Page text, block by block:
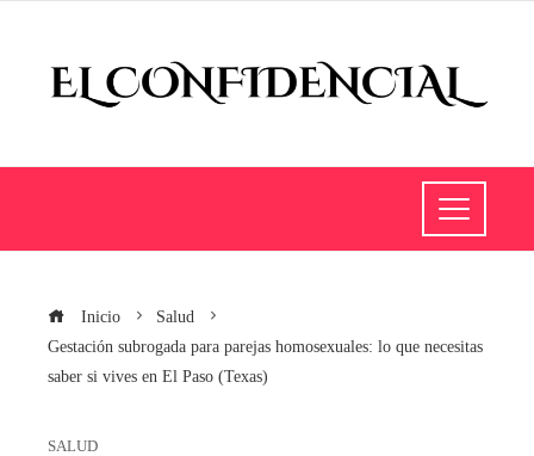
Inicio
Salud
Gestación subrogada para parejas homosexuales: lo que necesitas
saber si vives en El Paso (Texas)
SALUD